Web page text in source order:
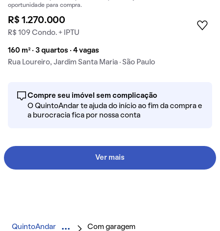
oportunidade para compra.
R$ 1.270.000
R$ 109 Condo. + IPTU
160 m² · 3 quartos · 4 vagas
Rua Loureiro, Jardim Santa Maria · São Paulo
Compre seu imóvel sem complicação
O QuintoAndar te ajuda do início ao fim da compra e
a burocracia fica por nossa conta
Ver mais
QuintoAndar Com garagem